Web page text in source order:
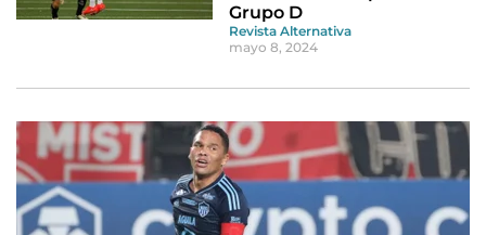
Grupo D
Revista Alternativa
mayo 8, 2024